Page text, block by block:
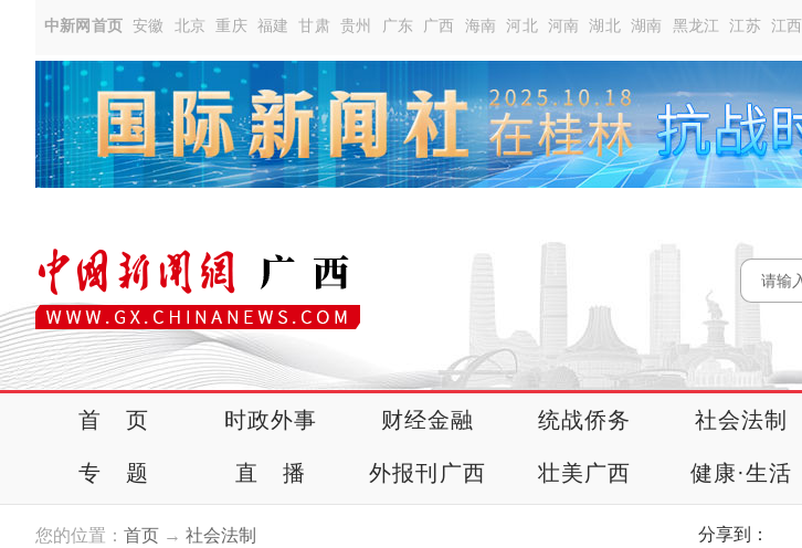
中新网首页 安徽 北京 重庆 福建 甘肃 贵州 广东 广西 海南 河北 河南 湖北 湖南 黑龙江 江苏 江西
首 页 时政外事 财经金融 统战侨务 社会法制
专 题 直 播 外报刊广西 壮美广西 健康·生活
您的位置： 首页 → 社会法制 分享到：